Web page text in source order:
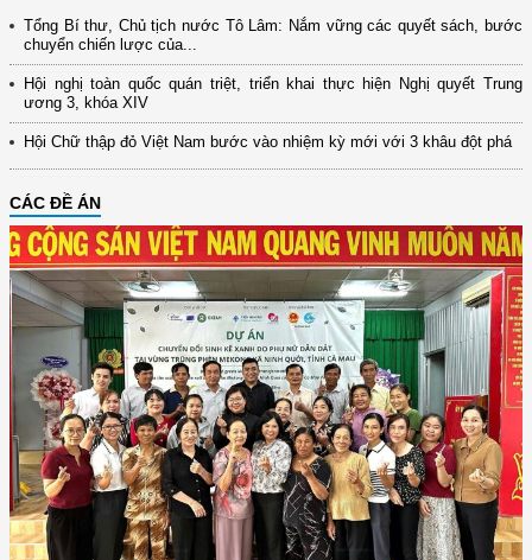
Tổng Bí thư, Chủ tịch nước Tô Lâm: Nắm vững các quyết sách, bước
chuyển chiến lược của...
Hội nghị toàn quốc quán triệt, triển khai thực hiện Nghị quyết Trung
ương 3, khóa XIV
Hội Chữ thập đỏ Việt Nam bước vào nhiệm kỳ mới với 3 khâu đột phá
CÁC ĐỀ ÁN